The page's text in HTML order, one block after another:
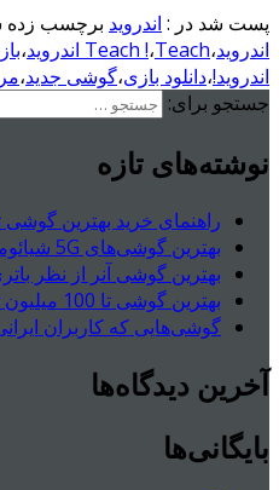
پست شد در : اندروید برچسب زده
اندروید، Teach !،Teach اندروید ،
اندروید!،دانلود بازی،گوشی جدید،
جستجو برای:
نوشته‌های تازه
راهنمای خرید بهترین گوشی تا 100 میلیون
بهترین گوشی‌های 5G شیائومی در بازار ایران
بهترین گوشی آنر از نظر
بهترین گوشی تا 100 میلیون تومان
گوشی‌هایی که کاربران
آخرین دیدگاه‌ها
بایگانی‌ها